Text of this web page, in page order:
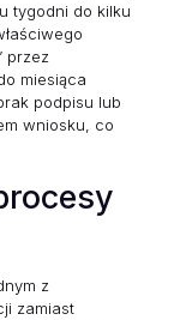
tygodni do kilku
przez
miesiąca
podpisu lub
wniosku, co
z
zamiast